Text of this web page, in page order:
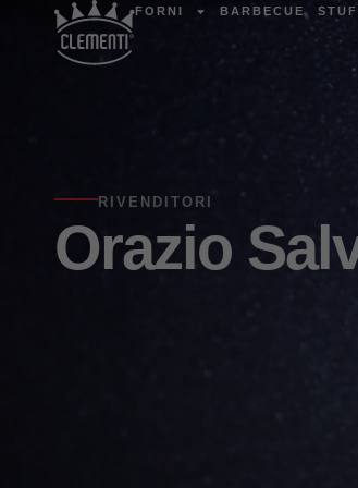
FORNI BARBECUE
RIVENDITORI
Orazio